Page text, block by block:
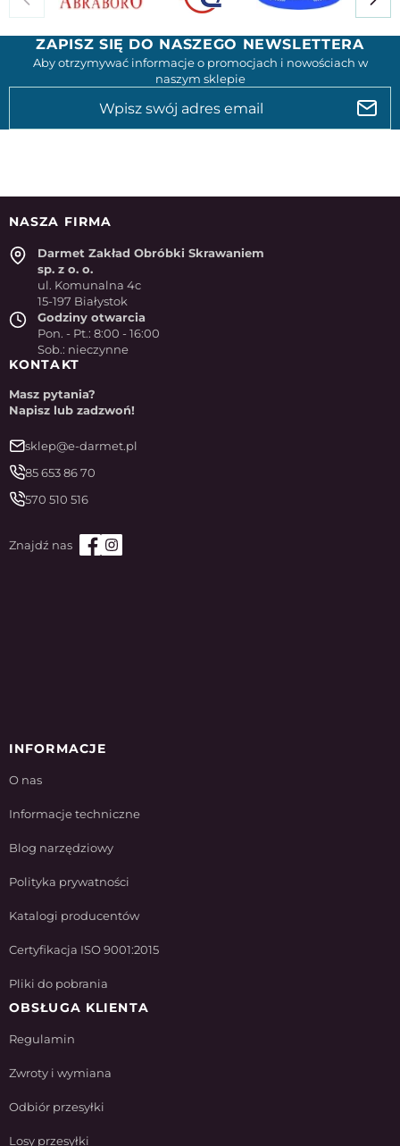
ZAPISZ SIĘ DO NASZEGO NEWSLETTERA
Aby otrzymywać informacje o promocjach i nowościach w
naszym sklepie
NASZA FIRMA
Darmet Zakład Obróbki Skrawaniem
sp. z o. o.
ul. Komunalna 4c
15-197 Białystok
Godziny otwarcia
Pon. - Pt.: 8:00 - 16:00
Sob.: nieczynne
KONTAKT
Masz pytania?
Napisz lub zadzwoń!
sklep@e-darmet.pl
85 653 86 70
570 510 516
INFORMACJE
O nas
Informacje techniczne
Blog narzędziowy
Polityka prywatności
Katalogi producentów
Certyfikacja ISO 9001:2015
Pliki do pobrania
OBSŁUGA KLIENTA
Regulamin
Zwroty i wymiana
Odbiór przesyłki
Losy przesyłki